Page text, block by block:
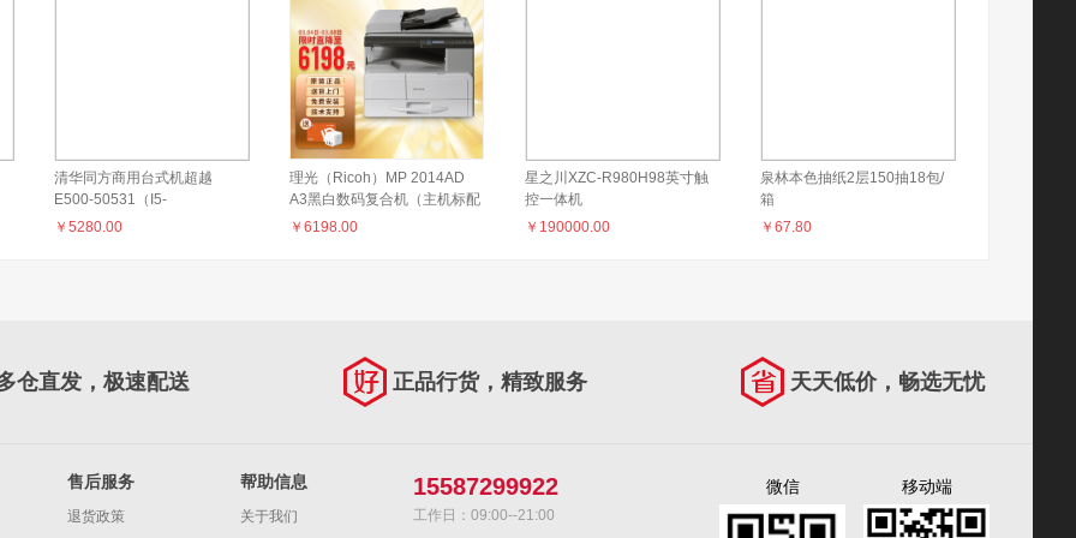
清华同方商用台式机超越
E500-50531（I5-
105004GB1TB2G独显
￥ 5280.00
理光（Ricoh）MP 2014AD
A3黑白数码复合机（主机标配
网络+输稿器）
￥ 6198.00
星之川XZC-R980H98英寸触
控一体机
￥ 190000.00
泉林本色抽纸2层150抽18包/
箱
￥ 67.80
仓直发，极速配送 正品行货，精致服务 天天低价，畅选无忧
售后服务
退货政策
帮助信息
关于我们
15587299922
工作日：09:00--21:00
微信 移动端